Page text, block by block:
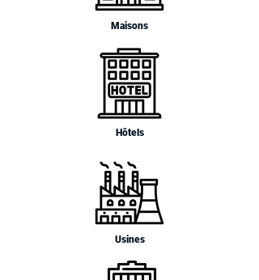
Maisons
Hôtels
Usines